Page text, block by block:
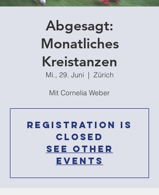
Abgesagt:
Monatliches
Kreistanzen
Mi., 29. Juni
  |
Zürich
Mit Cornelia Weber
Registration is
Closed
See other
events